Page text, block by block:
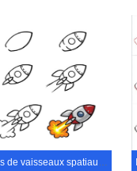
Idées de vaisseaux spatiaux (20)